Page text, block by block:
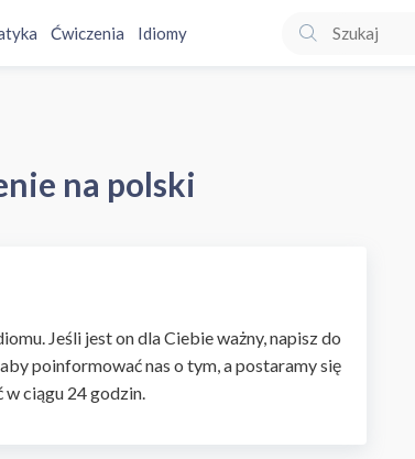
Ćwiczenia Idiomy
na polski
Jeśli jest on dla Ciebie ważny, napisz do
poinformować nas o tym, a postaramy się
ciągu 24 godzin.